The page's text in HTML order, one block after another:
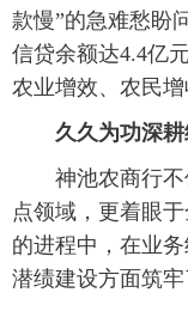
款慢”的急难愁盼
信贷余额达4.4亿
农业增效、农民增
久久为功深耕
神池农商行不
点领域，更着眼
的进程中，在业
潜绩建设方面筑牢